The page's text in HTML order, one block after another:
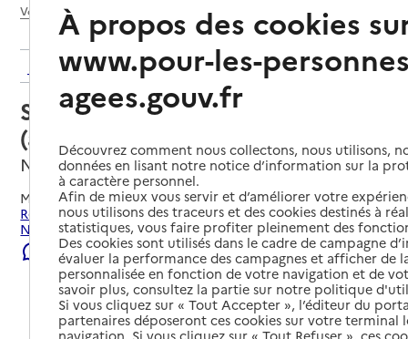
Voir le fil d’Ariane
Retour aux résultats de l'annuaire
Service autonomie à domicile
(aide) – Ô Services 44
Nantes, LOIRE-ATLANTIQUE
Mis à jour le07/08/2026
Rechercher les établissements et services autour de
Nantes.
Signaler une erreur
À propos des cookies
www.pour-les-
agees.gouv.fr
Découvrez comment nous collectons, nous utilisons,
données en lisant notre notice d’information sur la
à caractère personnel.
Afin de mieux vous servir et d’améliorer votre
nous utilisons des traceurs et des cookies destinés à
statistiques, vous faire profiter pleinement des
Des cookies sont utilisés dans le cadre de campagne
évaluer la performance des campagnes et afficher de
personnalisée en fonction de votre navigation et de
savoir plus, consultez la partie sur notre politique
Si vous cliquez sur « Tout Accepter », l’éditeur du
partenaires déposeront ces cookies sur votre terminal
navigation. Si vous cliquez sur « Tout Refuser », ces